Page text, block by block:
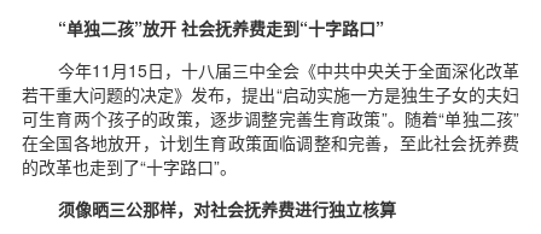
“单独二孩”放开 社会抚养费走到“十字路口”
今年11月15日，十八届三中全会《中共中央关于全面深化改革
若干重大问题的决定》发布，提出“启动实施一方是独生子女的夫妇
可生育两个孩子的政策，逐步调整完善生育政策”。随着“单独二孩”
在全国各地放开，计划生育政策面临调整和完善，至此社会抚养费
的改革也走到了“十字路口”。
须像晒三公那样，对社会抚养费进行独立核算